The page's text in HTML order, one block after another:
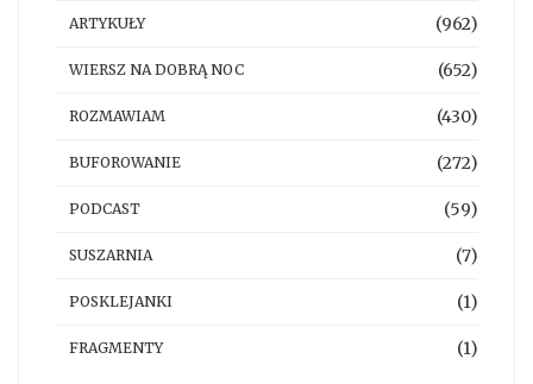
ARTYKUŁY (962)
WIERSZ NA DOBRĄ NOC (652)
ROZMAWIAM (430)
BUFOROWANIE (272)
PODCAST (59)
SUSZARNIA (7)
POSKLEJANKI (1)
FRAGMENTY (1)